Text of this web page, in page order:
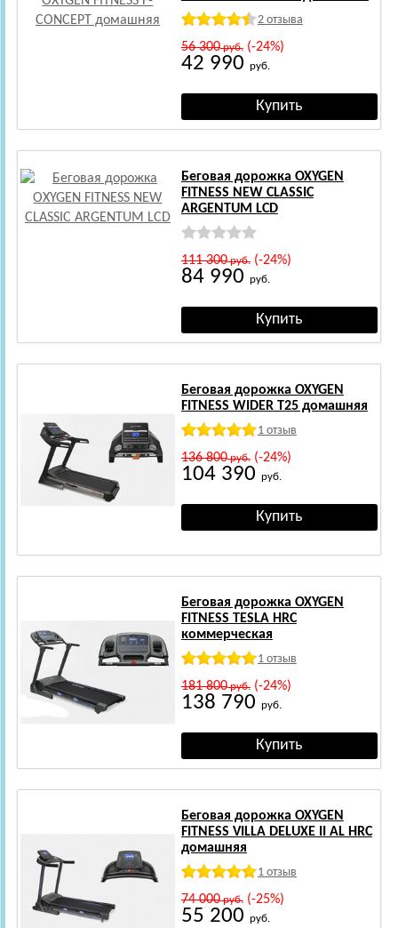
2 отзыва
56 300руб.(-24%)
42 990 руб.
Беговая дорожка OXYGEN
FITNESS NEW CLASSIC
ARGENTUM LCD
111 300руб.(-24%)
84 990 руб.
Беговая дорожка OXYGEN
FITNESS WIDER T25 домашняя
1 отзыв
136 800руб.(-24%)
104 390 руб.
Беговая дорожка OXYGEN
FITNESS TESLA HRC
коммерческая
1 отзыв
181 800руб.(-24%)
138 790 руб.
Беговая дорожка OXYGEN
FITNESS VILLA DELUXE II AL HRC
домашняя
1 отзыв
74 000руб.(-25%)
55 200 руб.